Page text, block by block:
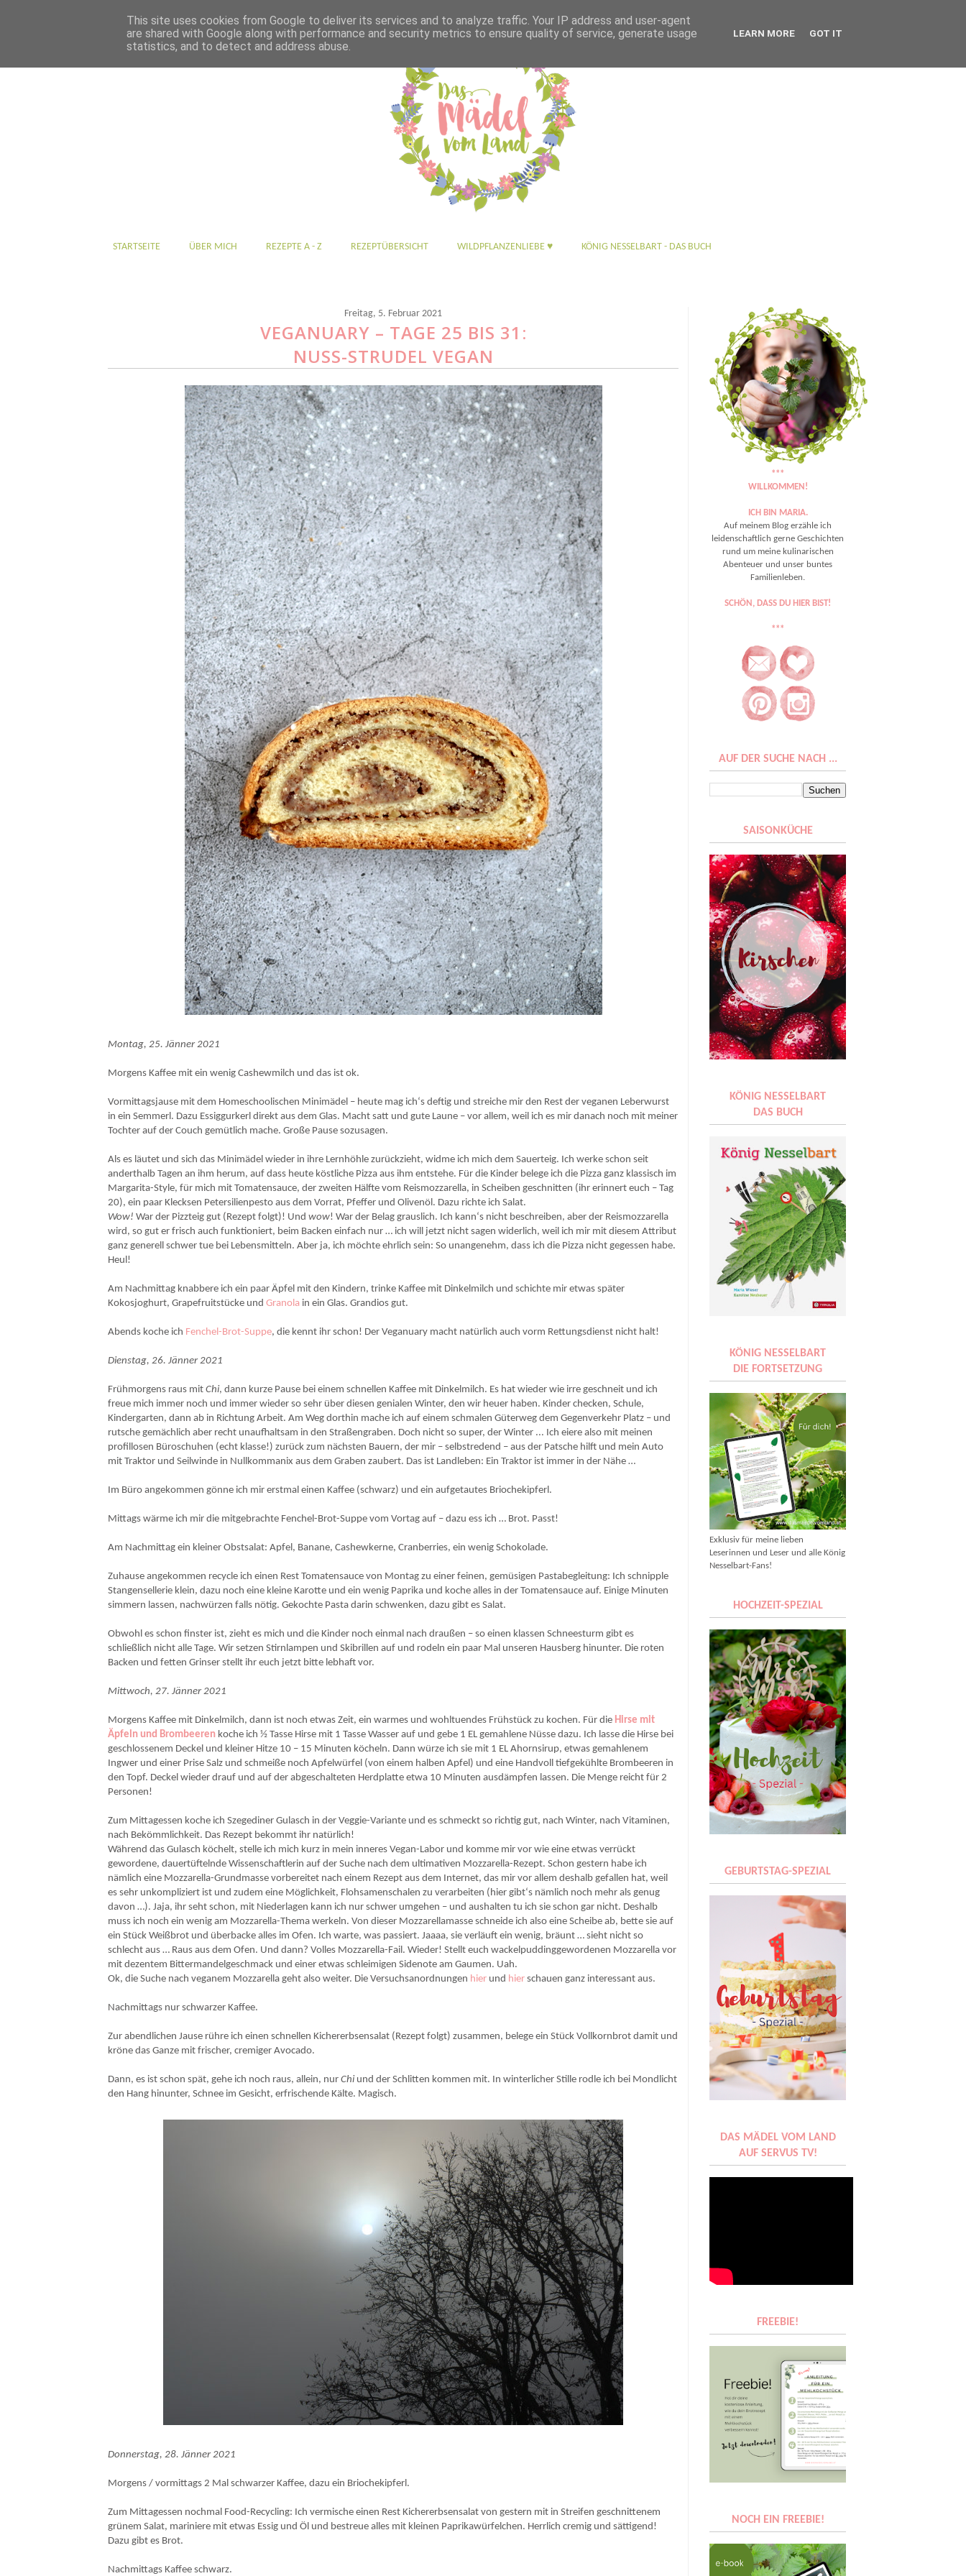
STARTSEITE ÜBER MICH REZEPTE A - Z REZEPTÜBERSICHT WILDPFLANZENLIEBE ♥ KÖNIG NESSELBART - DAS BUCH
Freitag, 5. Februar 2021
VEGANUARY – TAGE 25 BIS 31:
NUSS-STRUDEL VEGAN
Montag, 25. Jänner 2021
Morgens Kaffee mit ein wenig Cashewmilch und das ist ok.
Vormittagsjause mit dem Homeschoolischen Minimädel – heute mag ich‘s deftig und streiche mir den Rest der veganen Leberwurst
in ein Semmerl. Dazu Essiggurkerl direkt aus dem Glas. Macht satt und gute Laune – vor allem, weil ich es mir danach noch mit meiner
Tochter auf der Couch gemütlich mache. Große Pause sozusagen.
Als es läutet und sich das Minimädel wieder in ihre Lernhöhle zurückzieht, widme ich mich dem Sauerteig. Ich werke schon seit
anderthalb Tagen an ihm herum, auf dass heute köstliche Pizza aus ihm entstehe. Für die Kinder belege ich die Pizza ganz klassisch im
Margarita-Style, für mich mit Tomatensauce, der zweiten Hälfte vom Reismozzarella, in Scheiben geschnitten (ihr erinnert euch – Tag
20), ein paar Klecksen Petersilienpesto aus dem Vorrat, Pfeffer und Olivenöl. Dazu richte ich Salat.
Wow! War der Pizzteig gut (Rezept folgt)! Undwow! War der Belag grauslich. Ich kann‘s nicht beschreiben, aber der Reismozzarella
wird, so gut er frisch auch funktioniert, beim Backen einfach nur … ich will jetzt nicht sagen widerlich, weil ich mir mit diesem Attribut
ganz generell schwer tue bei Lebensmitteln. Aber ja, ich möchte ehrlich sein: So unangenehm, dass ich die Pizza nicht gegessen habe.
Heul!
Am Nachmittag knabbere ich ein paar Äpfel mit den Kindern, trinke Kaffee mit Dinkelmilch und schichte mir etwas später
Kokosjoghurt, Grapefruitstücke undGranola in ein Glas. Grandios gut.
Abends koche ich Fenchel-Brot-Suppe, die kennt ihr schon! Der Veganuary macht natürlich auch vorm Rettungsdienst nicht halt!
Dienstag, 26. Jänner 2021
Frühmorgens raus mitChi, dann kurze Pause bei einem schnellen Kaffee mit Dinkelmilch. Es hat wieder wie irre geschneit und ich
freue mich immer noch und immer wieder so sehr über diesen genialen Winter, den wir heuer haben. Kinder checken, Schule,
Kindergarten, dann ab in Richtung Arbeit. Am Weg dorthin mache ich auf einem schmalen Güterweg dem Gegenverkehr Platz – und
rutsche gemächlich aber recht unaufhaltsam in den Straßengraben. Doch nicht so super, der Winter ... Ich eiere also mit meinen
profillosen Büroschuhen (echt klasse!) zurück zum nächsten Bauern, der mir – selbstredend – aus der Patsche hilft und mein Auto
mit Traktor und Seilwinde in Nullkommanix aus dem Graben zaubert. Das ist Landleben: Ein Traktor ist immer in der Nähe …
Im Büro angekommen gönne ich mir erstmal einen Kaffee (schwarz) und ein aufgetautes Briochekipferl.
Mittags wärme ich mir die mitgebrachte Fenchel-Brot-Suppe vom Vortag auf – dazu ess ich … Brot. Passt!
Am Nachmittag ein kleiner Obstsalat: Apfel, Banane, Cashewkerne, Cranberries, ein wenig Schokolade.
Zuhause angekommen recycle ich einen Rest Tomatensauce von Montag zu einer feinen, gemüsigen Pastabegleitung: Ich schnipple
Stangensellerie klein, dazu noch eine kleine Karotte und ein wenig Paprika und koche alles in der Tomatensauce auf. Einige Minuten
simmern lassen, nachwürzen falls nötig. Gekochte Pasta darin schwenken, dazu gibt es Salat.
Obwohl es schon finster ist, zieht es mich und die Kinder noch einmal nach draußen – so einen klassen Schneesturm gibt es
schließlich nicht alle Tage. Wir setzen Stirnlampen und Skibrillen auf und rodeln ein paar Mal unseren Hausberg hinunter. Die roten
Backen und fetten Grinser stellt ihr euch jetzt bitte lebhaft vor.
Mittwoch, 27. Jänner 2021
Morgens Kaffee mit Dinkelmilch, dann ist noch etwas Zeit, ein warmes und wohltuendes Frühstück zu kochen. Für die Hirse mit
Äpfeln und Brombeeren koche ich ½ Tasse Hirse mit 1 Tasse Wasser auf und gebe 1 EL gemahlene Nüsse dazu. Ich lasse die Hirse bei
geschlossenem Deckel und kleiner Hitze 10 – 15 Minuten köcheln. Dann würze ich sie mit 1 EL Ahornsirup, etwas gemahlenem
Ingwer und einer Prise Salz und schmeiße noch Apfelwürfel (von einem halben Apfel) und eine Handvoll tiefgekühlte Brombeeren in
den Topf. Deckel wieder drauf und auf der abgeschalteten Herdplatte etwa 10 Minuten ausdämpfen lassen. Die Menge reicht für 2
Personen!
Zum Mittagessen koche ich Szegediner Gulasch in der Veggie-Variante und es schmeckt so richtig gut, nach Winter, nach Vitaminen,
nach Bekömmlichkeit. Das Rezept bekommt ihr natürlich!
Während das Gulasch köchelt, stelle ich mich kurz in mein inneres Vegan-Labor und komme mir vor wie eine etwas verrückt
gewordene, dauertüftelnde Wissenschaftlerin auf der Suche nach dem ultimativen Mozzarella-Rezept. Schon gestern habe ich
nämlich eine Mozzarella-Grundmasse vorbereitet nach einem Rezept aus dem Internet, das mir vor allem deshalb gefallen hat, weil
es sehr unkompliziert ist und zudem eine Möglichkeit, Flohsamenschalen zu verarbeiten (hier gibt‘s nämlich noch mehr als genug
davon …). Jaja, ihr seht schon, mit Niederlagen kann ich nur schwer umgehen – und aushalten tu ich sie schon gar nicht. Deshalb
muss ich noch ein wenig am Mozzarella-Thema werkeln. Von dieser Mozzarellamasse schneide ich also eine Scheibe ab, bette sie auf
ein Stück Weißbrot und überbacke alles im Ofen. Ich warte, was passiert. Jaaaa, sie verläuft ein wenig, bräunt … sieht nicht so
schlecht aus … Raus aus dem Ofen. Und dann? Volles Mozzarella-Fail. Wieder! Stellt euch wackelpuddinggewordenen Mozzarella vor
mit dezentem Bittermandelgeschmack und einer etwas schleimigen Sidenote am Gaumen. Uah.
Ok, die Suche nach veganem Mozzarella geht also weiter. Die Versuchsanordnungen hier und hier schauen ganz interessant aus.
Nachmittags nur schwarzer Kaffee.
Zur abendlichen Jause rühre ich einen schnellen Kichererbsensalat (Rezept folgt) zusammen, belege ein Stück Vollkornbrot damit und
kröne das Ganze mit frischer, cremiger Avocado.
Dann, es ist schon spät, gehe ich noch raus, allein, nurChi und der Schlitten kommen mit. In winterlicher Stille rodle ich bei Mondlicht
den Hang hinunter, Schnee im Gesicht, erfrischende Kälte. Magisch.
Donnerstag, 28. Jänner 2021
Morgens / vormittags 2 Mal schwarzer Kaffee, dazu ein Briochekipferl.
Zum Mittagessen nochmal Food-Recycling: Ich vermische einen Rest Kichererbsensalat von gestern mit in Streifen geschnittenem
grünem Salat, mariniere mit etwas Essig und Öl und bestreue alles mit kleinen Paprikawürfelchen. Herrlich cremig und sättigend!
Dazu gibt es Brot.
Nachmittags Kaffee schwarz.
***
WILLKOMMEN!
ICH BIN MARIA.
Auf meinem Blog erzähle ich
leidenschaftlich gerne Geschichten
rund um meine kulinarischen
Abenteuer und unser buntes
Familienleben.
SCHÖN, DASS DU HIER BIST!
***
AUF DER SUCHE NACH ...
SAISONKÜCHE
KÖNIG NESSELBART
DAS BUCH
KÖNIG NESSELBART
DIE FORTSETZUNG
Exklusiv für meine lieben
Leserinnen und Leser und alle König
Nesselbart-Fans!
HOCHZEIT-SPEZIAL
GEBURTSTAG-SPEZIAL
DAS MÄDEL VOM LAND
AUF SERVUS TV!
FREEBIE!
NOCH EIN FREEBIE!
This site uses cookies from Google to deliver its services and to analyze traffic. Your IP address and user-agent
are shared with Google along with performance and security metrics to ensure quality of service, generate usage
statistics, and to detect and address abuse.
LEARN MORE GOT IT